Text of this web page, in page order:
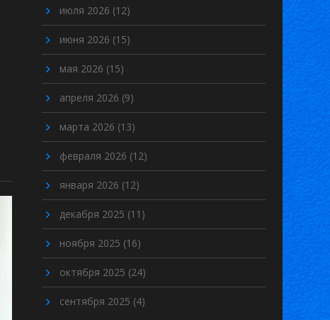
июля 2026 (12)
июня 2026 (15)
мая 2026 (15)
апреля 2026 (9)
марта 2026 (13)
февраля 2026 (12)
января 2026 (12)
декабря 2025 (11)
ноября 2025 (16)
октября 2025 (24)
сентября 2025 (4)